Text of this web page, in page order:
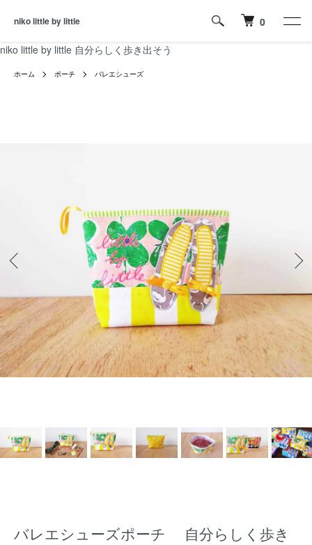
niko little by little 自分らしく歩き出そう
niko little by little 0
ホーム ポーチ バレエシューズ
バレエシューズポーチ 自分らしく歩き